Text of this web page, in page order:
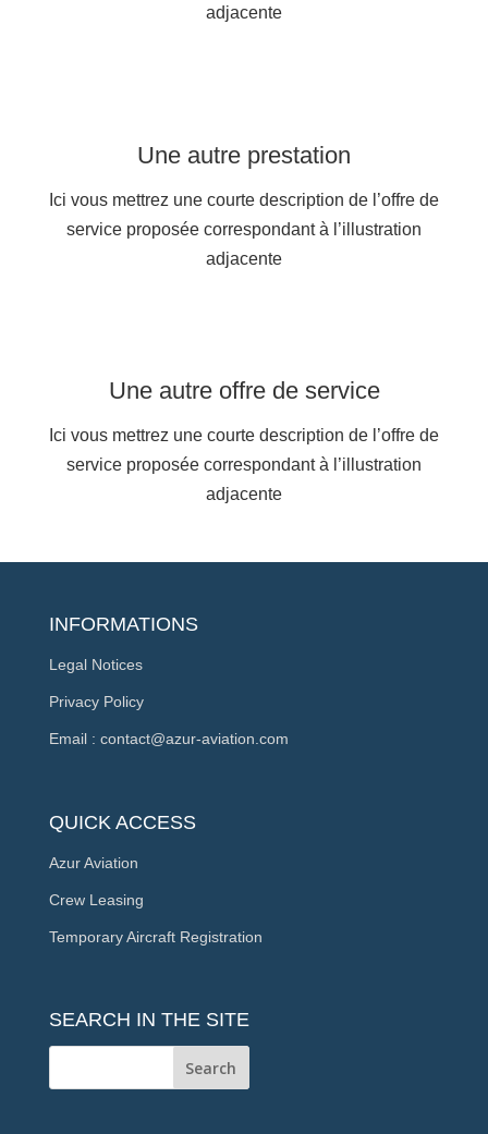
adjacente
Une autre prestation
Ici vous mettrez une courte description de l’offre de
service proposée correspondant à l’illustration
adjacente
Une autre offre de service
Ici vous mettrez une courte description de l’offre de
service proposée correspondant à l’illustration
adjacente
INFORMATIONS
Legal Notices
Privacy Policy
Email : contact@azur-aviation.com
QUICK ACCESS
Azur Aviation
Crew Leasing
Temporary Aircraft Registration
SEARCH IN THE SITE